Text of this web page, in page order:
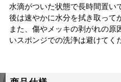
水滴がついた状態で長時間置い
後は速やかに水分を拭き取って
また、傷やメッキの剥がれの
いスポンジでの洗浄は避けてく